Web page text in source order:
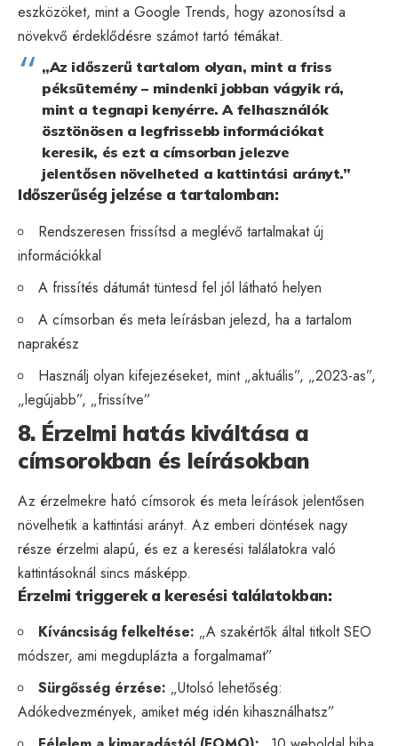
eszközöket, mint a Google Trends, hogy azonosítsd a
növekvő érdeklődésre számot tartó témákat.
„Az időszerű tartalom olyan, mint a friss
péksütemény – mindenki jobban vágyik rá,
mint a tegnapi kenyérre. A felhasználók
ösztönösen a legfrissebb információkat
keresik, és ezt a címsorban jelezve
jelentősen növelheted a kattintási arányt.”
Időszerűség jelzése a tartalomban:
Rendszeresen frissítsd a meglévő tartalmakat új
információkkal
A frissítés dátumát tüntesd fel jól látható helyen
A címsorban és meta leírásban jelezd, ha a tartalom
naprakész
Használj olyan kifejezéseket, mint „aktuális”, „2023-as”,
„legújabb”, „frissítve”
8. Érzelmi hatás kiváltása a
címsorokban és leírásokban
Az érzelmekre ható címsorok és meta leírások jelentősen
növelhetik a kattintási arányt. Az emberi döntések nagy
része érzelmi alapú, és ez a keresési találatokra való
kattintásoknál sincs másképp.
Érzelmi triggerek a keresési találatokban:
Kíváncsiság felkeltése: „A szakértők által titkolt SEO
módszer, ami megduplázta a forgalmamat”
Sürgősség érzése: „Utolsó lehetőség:
Adókedvezmények, amiket még idén kihasználhatsz”